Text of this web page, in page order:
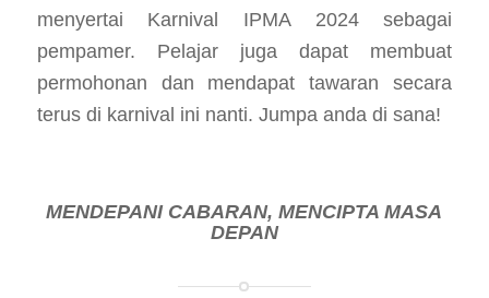
menyertai Karnival IPMA 2024 sebagai
pempamer. Pelajar juga dapat membuat
permohonan dan mendapat tawaran secara
terus di karnival ini nanti. Jumpa anda di sana!
MENDEPANI CABARAN, MENCIPTA MASA
DEPAN